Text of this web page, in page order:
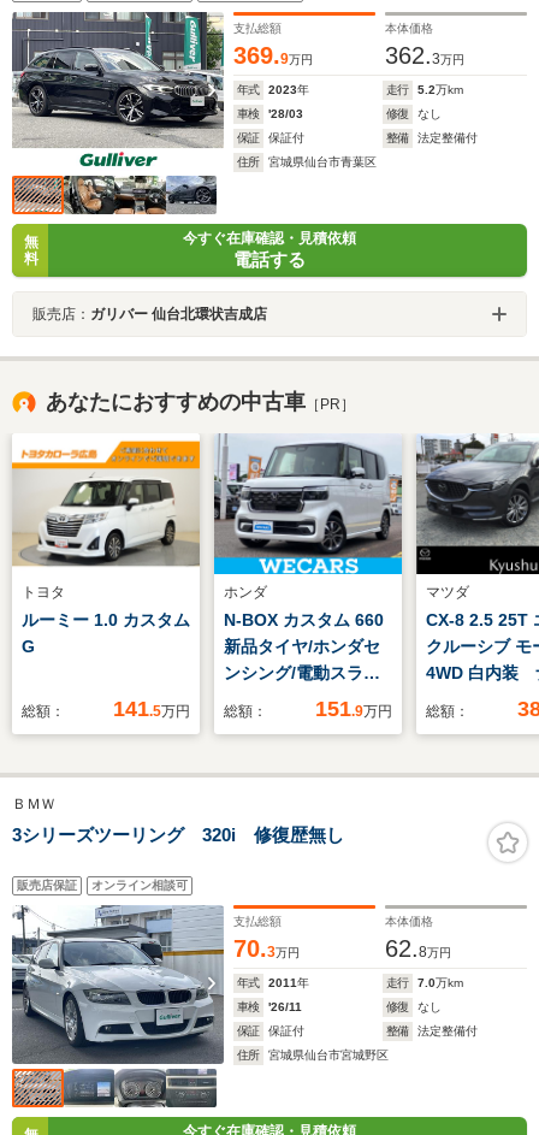
支払総額
369.9万円
本体価格
362.3万円
年式 2023年 走行 5.2万km
車検
'28/03 修復
なし
保証
保証付 整備
法定整備付
住所
宮城県仙台市青葉区
無
料
今すぐ在庫確認・見積依頼
電話する
販売店： ガリバー 仙台北環状吉成店
あなたにおすすめの中古車 ［PR］
トヨタ
ルーミー 1.0 カスタム
G
総額： 141.5万円
ホンダ
N-BOX カスタム 660
新品タイヤ/ホンダセ
ンシング/電動スライ
ドドア/シートヒータ
ABS/横滑り防止装置/
転席/エアバッグ 助手
総額： 151.9万円
マツダ
CX-8 2.5 25T
クルーシブ モ
4WD 白内
BOSEサウン
総額：
ＢＭＷ
3シリーズツーリング 320i 修復歴無し
販売店保証 オンライン相談可
支払総額
70.3万円
本体価格
62.8万円
年式 2011年 走行 7.0万km
車検
'26/11 修復
なし
保証
保証付 整備
法定整備付
住所
宮城県仙台市宮城野区
今すぐ在庫確認・見積依頼